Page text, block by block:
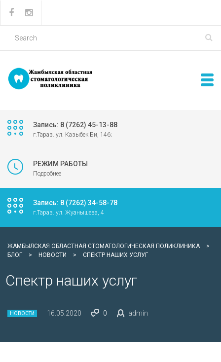
Запись: 8 (7262) 45-13-88
г.Тараз. ул. Казыбек Би, 146;
РЕЖИМ РАБОТЫ
Подробнее
Запись: 8 (7262) 34-58-78
г.Тараз. ул. Жуанышева, 4
ЖАМБЫЛСКАЯ ОБЛАСТНАЯ СТОМАТОЛОГИЧЕСКАЯ ПОЛИКЛИНИКА
>
БЛОГ
> НОВОСТИ > СПЕКТР НАШИХ УСЛУГ
Спектр наших услуг
НОВОСТИ 16.05.2020 0 admin